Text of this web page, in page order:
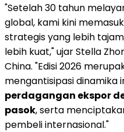
"Setelah 30 tahun
global, kami kini
strategis yang lebih
lebih kuat," ujar Stella
China. "Edisi 2026
mengantisipasi dinamika
perdagangan ekspor
pasok, serta
pembeli internasional."